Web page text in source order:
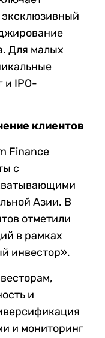
эксклюзивный
Для малых
и IPO-
клиентов
Finance
с
Азии. В
отметили
в рамках
инвестор».
и
и мониторинг